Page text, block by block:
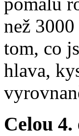
než
tom, co
hlava,
Celou